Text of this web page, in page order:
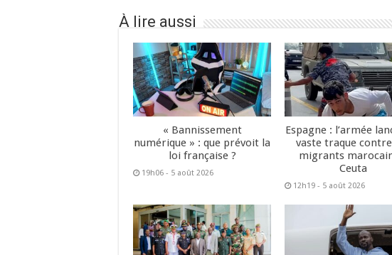
À lire aussi
« Bannissement
numérique » : que prévoit la
loi française ?
19h06 - 5 août 2026
Espagne : l’armée
vaste traque
migrants
Ceuta
12h19 - 5 août 2026